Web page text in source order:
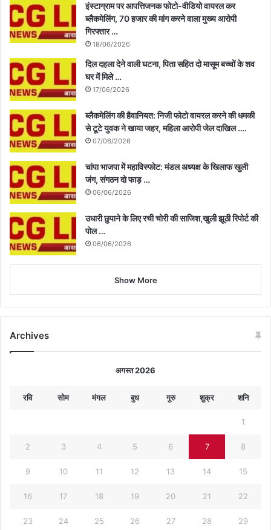
इंस्टाग्राम पर आपत्तिजनक फोटो-वीडियो वायरल कर
ब्लैकमेलिंग, 70 हजार की मांग करने वाला मुख्य आरोपी
गिरफ्तार …
18/06/2026
दिल दहला देने वाली घटना, पिता सहित दो मासूम बच्चों के शव
घर में मिले …
17/06/2026
ब्लैकमेलिंग की हैवानियत: निजी फोटो वायरल करने की धमकी
से टूटे युवक ने खाया जहर, महिला आरोपी जेल दाखिल ….
07/06/2026
चांपा भाजपा में महाविस्फोट: मंडल अध्यक्ष के खिलाफ खुली
जंग, संगठन दो फाड़ …
06/06/2026
उधारी छुपाने के लिए रची चोरी की साजिश,खुली झूठी रिपोर्ट की
पोल …
06/06/2026
Show More
Archives
अगस्त 2026
रवि सोम मंगल बुध गुरु शुक्र शनि
1
2 3 4 5 6 7 8
9 10 11 12 13 14 15
16 17 18 19 20 21 22
23 24 25 26 27 28 29